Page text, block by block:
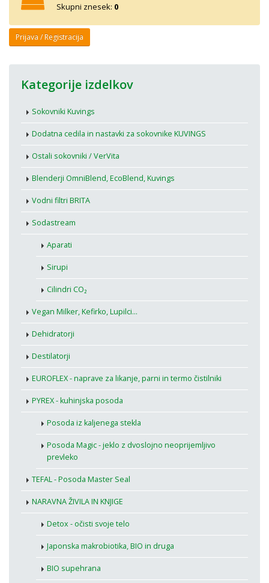
Skupni znesek: 0
Prijava / Registracija
Kategorije izdelkov
Sokovniki Kuvings
Dodatna cedila in nastavki za sokovnike KUVINGS
Ostali sokovniki / VerVita
Blenderji OmniBlend, EcoBlend, Kuvings
Vodni filtri BRITA
Sodastream
Aparati
Sirupi
Cilindri CO₂
Vegan Milker, Kefirko, Lupilci...
Dehidratorji
Destilatorji
EUROFLEX - naprave za likanje, parni in termo čistilniki
PYREX - kuhinjska posoda
Posoda iz kaljenega stekla
Posoda Magic - jeklo z dvoslojno neoprijemljivo
prevleko
TEFAL - Posoda Master Seal
NARAVNA ŽIVILA IN KNJIGE
Detox - očisti svoje telo
Japonska makrobiotika, BIO in druga
BIO supehrana